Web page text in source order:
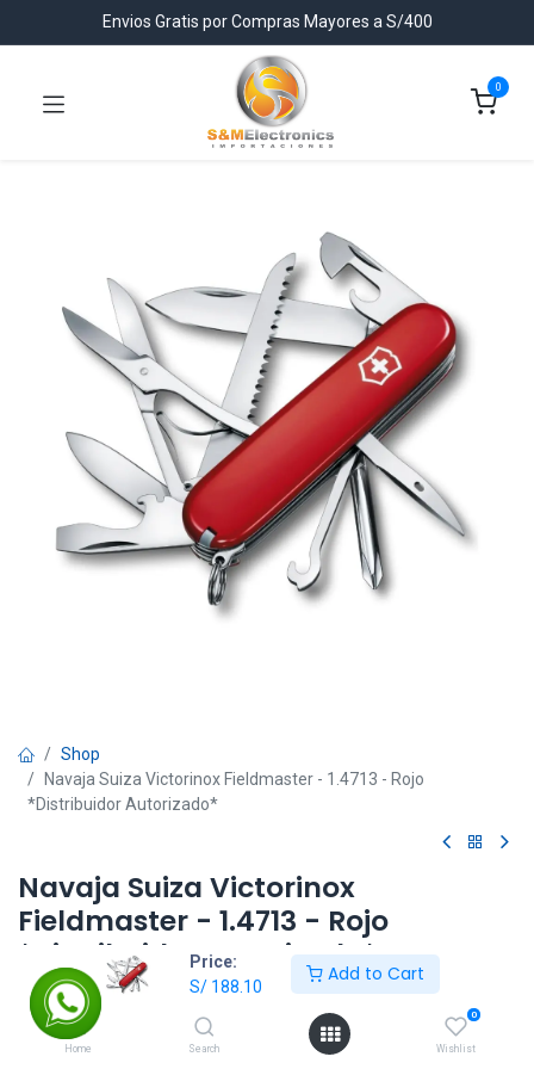
Price:
S/ 188.10
Add to Cart
Home Search
0
Wishlist
Envios Gratis por Compras Mayores a S/400
0
Shop
Navaja Suiza Victorinox Fieldmaster - 1.4713 - Rojo
*Distribuidor Autorizado*
Navaja Suiza Victorinox
Fieldmaster - 1.4713 - Rojo
*Distribuidor Autorizado*
S/188.10